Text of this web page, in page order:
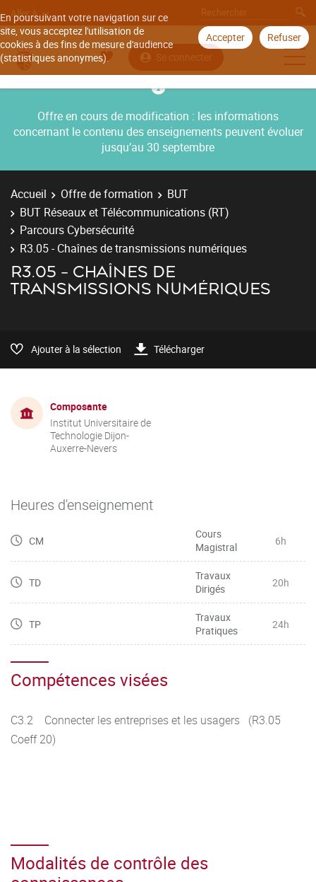
En poursuivant votre navigation sur ce
site, vous acceptez l'utilisation de
cookies à des fins de mesure d'audience
(statistiques anonymes).
Accepter Refuser
Aller à
Se connecter
Offre en cours de modification : les informations
concernant le contenu des enseignements peuvent évoluer
jusqu’au 30 septembre
Accueil Offre de formation
BUT
BUT Réseaux et Télécommunications (RT)
Parcours Cybersécurité
R3.05 - Chaînes de transmissions numériques
R3.05 - CHAÎNES DE
TRANSMISSIONS NUMÉRIQUES
Ajouter à la sélection Télécharger
Composante
Institut Universitaire de
Technologie Dijon-
Auxerre-Nevers
Heures d'enseignement
CM
Cours
Magistral
6h
TD
Travaux
Dirigés
20h
TP
Travaux
Pratiques
24h
Compétences visées
C3.2 Connecter les entreprises et les usagers (R3.05
Coeff 20)
Modalités de contrôle des